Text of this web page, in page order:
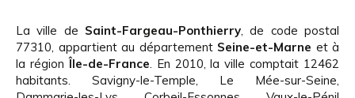
La ville de Saint-Fargeau-Ponthierry, de code postal
77310, appartient au département Seine-et-Marne et à
la régionÎle-de-France. En 2010, la ville comptait 12462
habitants. Savigny-le-Temple, Le Mée-sur-Seine,